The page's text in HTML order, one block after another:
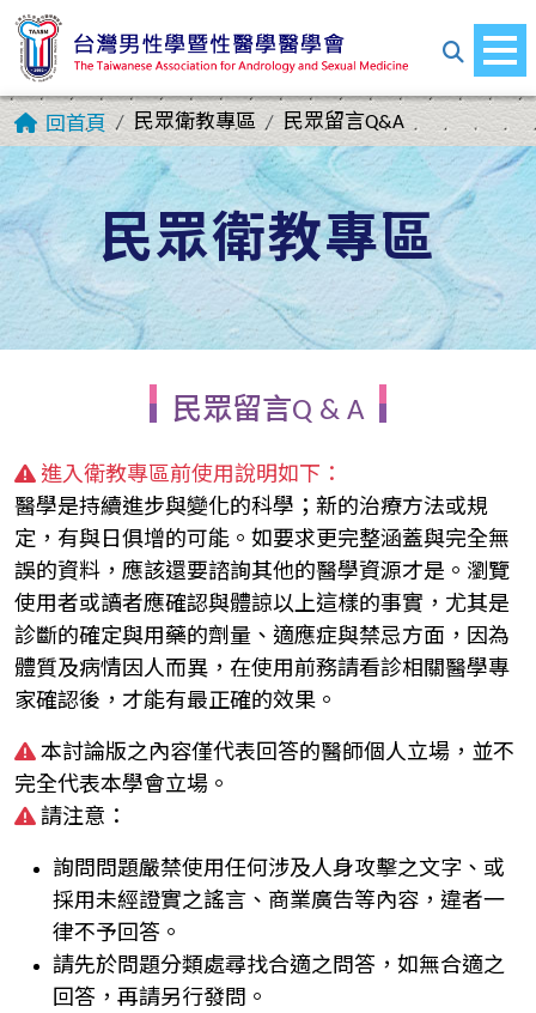
回首頁 民眾衛教專區 民眾留言Q&A
民眾衛教專區
民眾留言Q & A
進入衛教專區前使用說明如下：
醫學是持續進步與變化的科學；新的治療方法或規
定，有與日俱增的可能。如要求更完整涵蓋與完全無
誤的資料，應該還要諮詢其他的醫學資源才是。瀏覽
使用者或讀者應確認與體諒以上這樣的事實，尤其是
診斷的確定與用藥的劑量、適應症與禁忌方面，因為
體質及病情因人而異，在使用前務請看診相關醫學專
家確認後，才能有最正確的效果。
本討論版之內容僅代表回答的醫師個人立場，並不
完全代表本學會立場。
請注意：
詢問問題嚴禁使用任何涉及人身攻擊之文字、或
採用未經證實之謠言、商業廣告等內容，違者一
律不予回答。
請先於問題分類處尋找合適之問答，如無合適之
回答，再請另行發問。